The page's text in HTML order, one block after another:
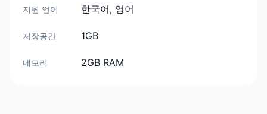
지원 언어 한국어, 영어
저장공간 1GB
메모리 2GB RAM